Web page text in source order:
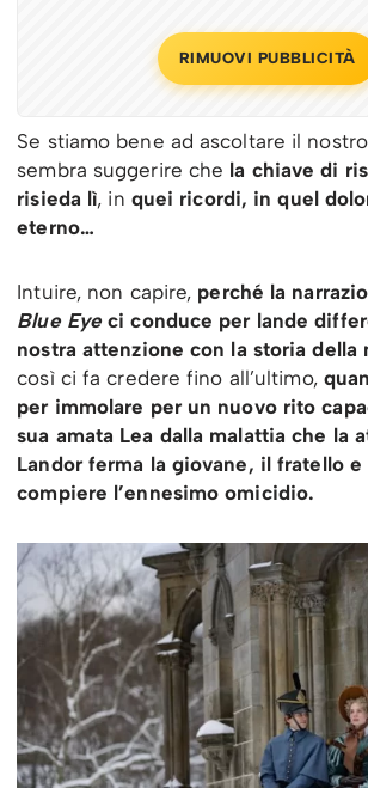
RIMUOVI PUBBLICITÀ
Se stiamo bene ad ascoltare il
sembra suggerire che la chiave di
risieda lì, in quei ricordi, in quel
eterno…
Intuire, non capire, perché la
Blue Eyeci conduce per lande
nostra attenzione con la storia della
così ci fa credere fino all’ultimo,
per immolare per un nuovo rito
sua amata Lea dalla malattia che la
Landor ferma la giovane, il fratello e
compiere l’ennesimo omicidio.